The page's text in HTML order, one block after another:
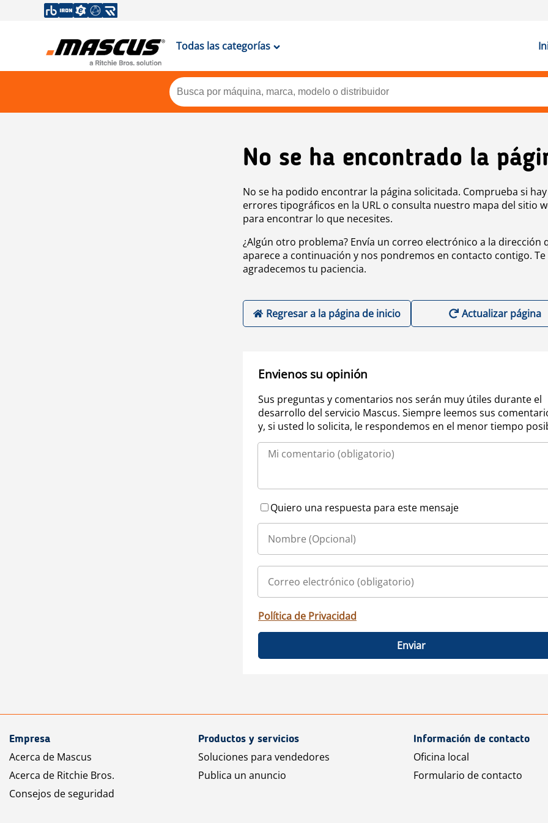
Todas las categorías
No se ha encontrado la
No se ha podido encontrar la página solicitada. Comprueba si hay
errores tipográficos en la URL o consulta nuestro mapa del sitio
para encontrar lo que necesites.
¿Algún otro problema? Envía un correo electrónico a la dirección
aparece a continuación y nos pondremos en contacto contigo. Te
agradecemos tu paciencia.
Regresar a la página de inicio Actualizar página
Envienos su opinión
Sus preguntas y comentarios nos serán muy útiles durante el
desarrollo del servicio Mascus. Siempre leemos sus
y, si usted lo solicita, le respondemos en el menor tiempo
Quiero una respuesta para este mensaje
Política de Privacidad
Enviar
Empresa
Acerca de Mascus
Acerca de Ritchie Bros.
Consejos de seguridad
Productos y servicios
Soluciones para vendedores
Publica un anuncio
Información de contacto
Oficina local
Formulario de contacto